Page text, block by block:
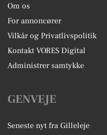
Om os
For annoncører
Vilkår og Privatlivspolitik
Kontakt VORES Digital
Administrer samtykke
GENVEJE
Seneste nyt fra Gilleleje